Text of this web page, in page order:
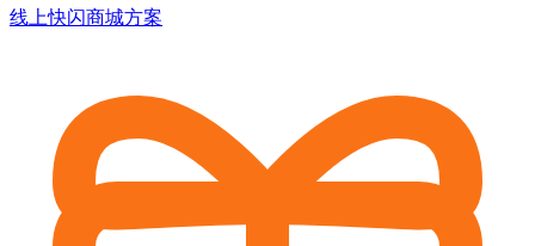
线上快闪商城方案